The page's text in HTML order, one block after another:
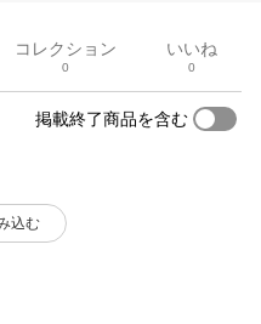
コレクション
0
いいね
0
掲載終了商品を含む
込む